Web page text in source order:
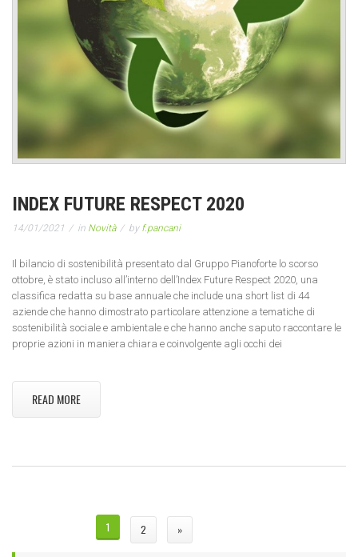
INDEX FUTURE RESPECT 2020
14/01/2021 in Novità by f.pancani
Il bilancio di sostenibilità presentato dal Gruppo Pianoforte lo scorso
ottobre, è stato incluso all’interno dell’Index Future Respect 2020, una
classifica redatta su base annuale che include una short list di 44
aziende che hanno dimostrato particolare attenzione a tematiche di
sostenibilità sociale e ambientale e che hanno anche saputo raccontare le
proprie azioni in maniera chiara e coinvolgente agli occhi dei
READ MORE
1 2 »